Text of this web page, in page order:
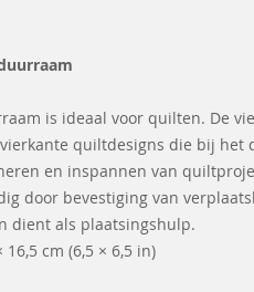
is ideaal voor quilten. De
quiltdesigns die bij het
en inspannen van
door bevestiging van
dient als plaatsingshulp.
cm (6,5 × 6,5 in)